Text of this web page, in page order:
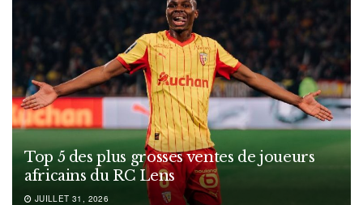
Top 5 des plus grosses ventes de joueurs
africains du RC Lens
JUILLET 31, 2026